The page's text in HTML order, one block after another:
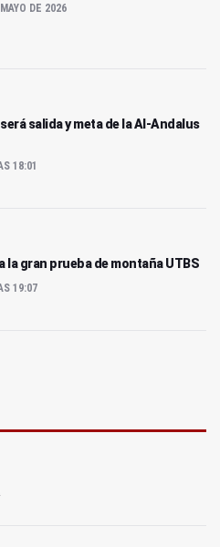
DE 2026
salida y meta de la Al-Andalus
18:01
la gran prueba de montaña UTBS
19:07